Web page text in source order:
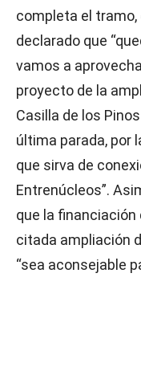
completa el tramo,
declarado que
vamos a
proyecto de la
Casilla de los
última parada, por
que sirva de
Entrenúcleos”.
que la financiación
citada ampliación
“sea aconsejable